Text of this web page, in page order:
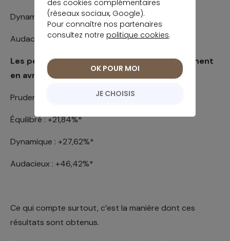
Dynamique : +5,77%*
Audacieux : +11,04%*
Les performances de Pilot depuis son lancement
en avril 2023, au 2 juin 2026 :
Prudent : +15,40%*
Équilibré : +21,84%*
Dynamique : +27,62%*
Audacieux : +46,42%*
Ce qui compte surtout, c’est la manière dont ces
résultats sont obtenus.
des cookies complémentaires
(réseaux sociaux, Google).
Pour connaître nos partenaires
consultez notre politique cookies.
JE CHOISIS
OK POUR MOI